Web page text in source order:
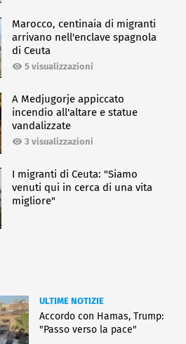
Marocco, centinaia di migranti
arrivano nell'enclave spagnola
di Ceuta
5 visualizzazioni
A Medjugorje appiccato
incendio all'altare e statue
vandalizzate
3 visualizzazioni
I migranti di Ceuta: "Siamo
venuti qui in cerca di una vita
migliore"
ULTIME NOTIZIE
Accordo con Hamas, Trump:
"Passo verso la pace"